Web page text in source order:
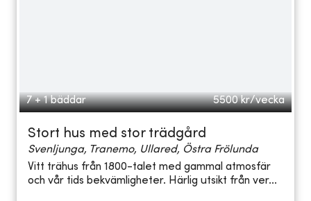
7 + 1 bäddar 5500 kr/vecka
Stort hus med stor trädgård
Svenljunga, Tranemo, Ullared, Östra Frölunda
Vitt trähus från 1800-talet med gammal atmosfär
och vår tids bekvämligheter. Härlig utsikt från ver...